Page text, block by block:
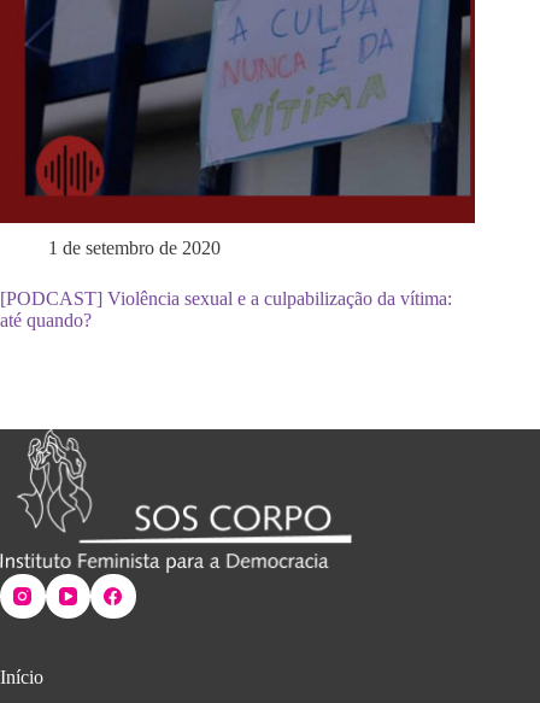
1 de setembro de 2020
[PODCAST] Violência sexual e a culpabilização da vítima:
até quando?
Início